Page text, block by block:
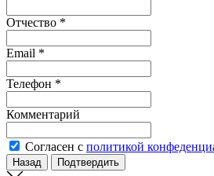
Отчество *
Email *
Телефон *
Комментарий
Согласен с политикой
Назад Подтвердить